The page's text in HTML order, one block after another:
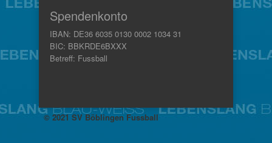
Spendenkonto
IBAN: DE36 6035 0130 0002 1034 31
BIC: BBKRDE6BXXX
Betreff: Fussball
© 2021 SV Böblingen Fussball